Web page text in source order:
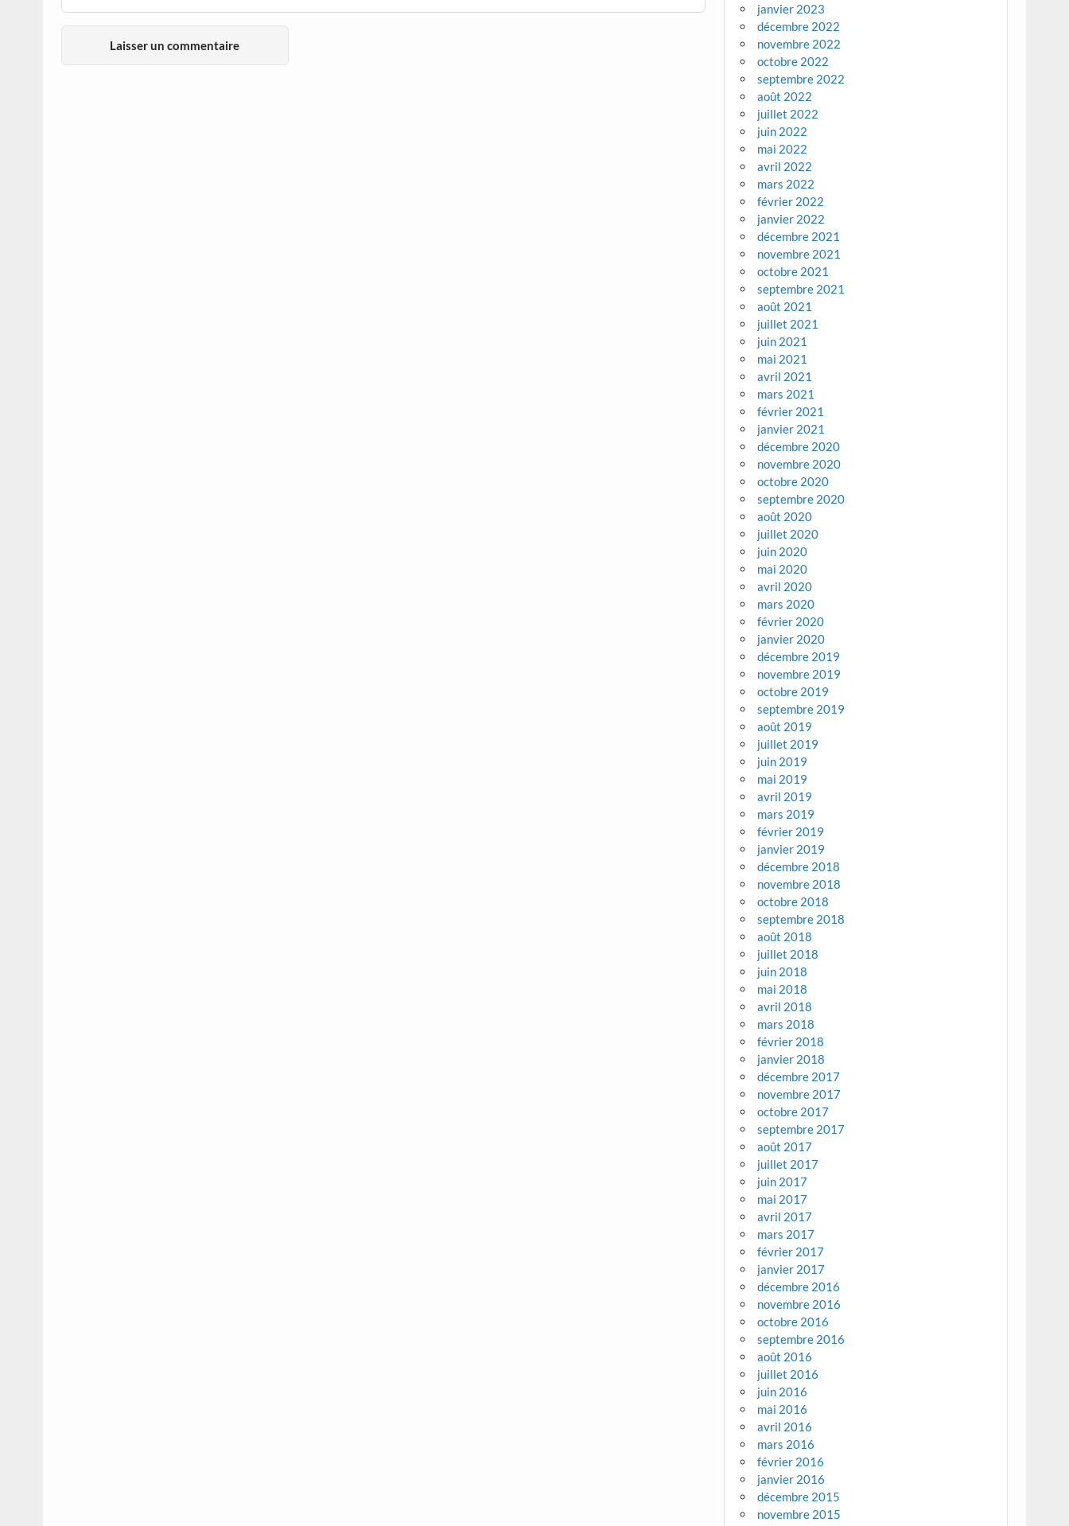
janvier 2023
décembre 2022
novembre 2022
octobre 2022
septembre 2022
août 2022
juillet 2022
juin 2022
mai 2022
avril 2022
mars 2022
février 2022
janvier 2022
décembre 2021
novembre 2021
octobre 2021
septembre 2021
août 2021
juillet 2021
juin 2021
mai 2021
avril 2021
mars 2021
février 2021
janvier 2021
décembre 2020
novembre 2020
octobre 2020
septembre 2020
août 2020
juillet 2020
juin 2020
mai 2020
avril 2020
mars 2020
février 2020
janvier 2020
décembre 2019
novembre 2019
octobre 2019
septembre 2019
août 2019
juillet 2019
juin 2019
mai 2019
avril 2019
mars 2019
février 2019
janvier 2019
décembre 2018
novembre 2018
octobre 2018
septembre 2018
août 2018
juillet 2018
juin 2018
mai 2018
avril 2018
mars 2018
février 2018
janvier 2018
décembre 2017
novembre 2017
octobre 2017
septembre 2017
août 2017
juillet 2017
juin 2017
mai 2017
avril 2017
mars 2017
février 2017
janvier 2017
décembre 2016
novembre 2016
octobre 2016
septembre 2016
août 2016
juillet 2016
juin 2016
mai 2016
avril 2016
mars 2016
février 2016
janvier 2016
décembre 2015
novembre 2015